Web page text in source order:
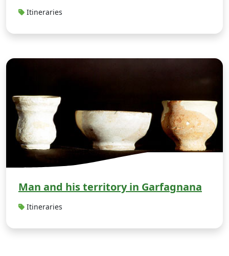
Itineraries
Man and his territory in Garfagnana
Itineraries